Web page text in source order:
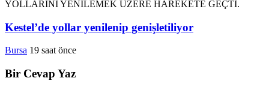
Kestel’de yollar yenilenip genişletiliyor
Bursa 19 saat önce
Bir Cevap Yaz